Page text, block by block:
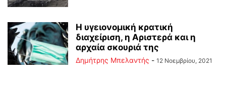
Η υγειονομική κρατική
διαχείριση, η Αριστερά και η
αρχαία σκουριά της
Δημήτρης Μπελαντής - 12 Νοεμβρίου, 2021